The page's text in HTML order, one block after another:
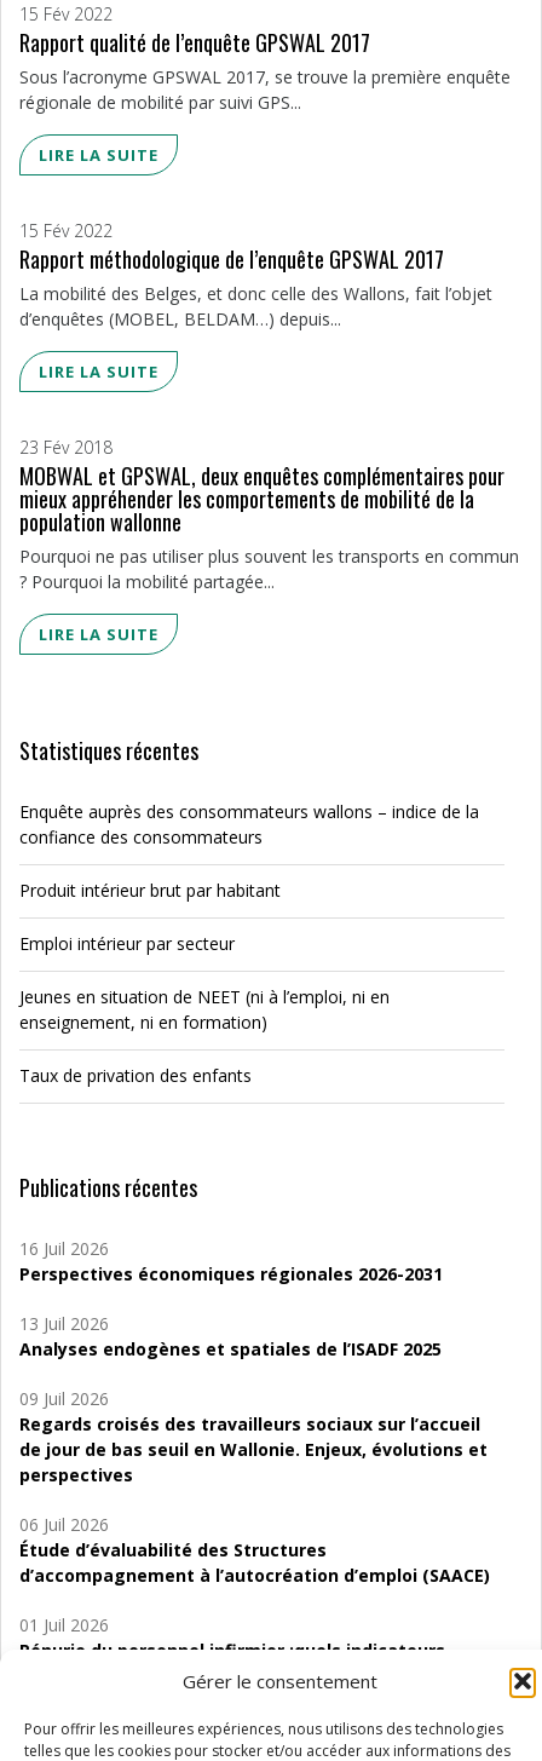
Gérer le consentement
Pour offrir les meilleures expériences, nous utilisons des technologies
telles que les cookies pour stocker et/ou accéder aux informations des
15 Fév 2022
Rapport qualité de l’enquête GPSWAL 2017
Sous l’acronyme GPSWAL 2017, se trouve la première enquête
régionale de mobilité par suivi GPS...
LIRE LA SUITE
15 Fév 2022
Rapport méthodologique de l’enquête GPSWAL 2017
La mobilité des Belges, et donc celle des Wallons, fait l’objet
d’enquêtes (MOBEL, BELDAM…) depuis...
LIRE LA SUITE
23 Fév 2018
MOBWAL et GPSWAL, deux enquêtes complémentaires pour
mieux appréhender les comportements de mobilité de la
population wallonne
Pourquoi ne pas utiliser plus souvent les transports en commun
? Pourquoi la mobilité partagée...
LIRE LA SUITE
Statistiques récentes
Enquête auprès des consommateurs wallons – indice de la
confiance des consommateurs
Produit intérieur brut par habitant
Emploi intérieur par secteur
Jeunes en situation de NEET (ni à l’emploi, ni en
enseignement, ni en formation)
Taux de privation des enfants
Publications récentes
16 Juil 2026
Perspectives économiques régionales 2026-2031
13 Juil 2026
Analyses endogènes et spatiales de l’ISADF 2025
09 Juil 2026
Regards croisés des travailleurs sociaux sur l’accueil
de jour de bas seuil en Wallonie. Enjeux, évolutions et
perspectives
06 Juil 2026
Étude d’évaluabilité des Structures
d’accompagnement à l’autocréation d’emploi (SAACE)
01 Juil 2026
Pénurie du personnel infirmier :quels indicateurs
d’offre de soins pour comprendre la situation en